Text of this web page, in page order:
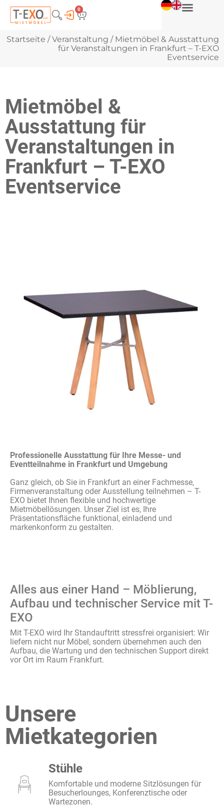
0
Startseite /Veranstaltung / Mietmöbel & Ausstattung
für Veranstaltungen in Frankfurt – T-EXO
Eventservice
Mietmöbel &
Ausstattung für
Veranstaltungen in
Frankfurt – T-EXO
Eventservice
Professionelle Ausstattung für Ihre Messe- und
Eventteilnahme in Frankfurt und Umgebung
Ganz gleich, ob Sie in Frankfurt an einer Fachmesse,
Firmenveranstaltung oder Ausstellung teilnehmen – T-
EXO bietet Ihnen flexible und hochwertige
Mietmöbellösungen. Unser Ziel ist es, Ihre
Präsentationsfläche funktional, einladend und
markenkonform zu gestalten.
Alles aus einer Hand – Möblierung,
Aufbau und technischer Service mit T-
EXO
Mit T-EXO wird Ihr Standauftritt stressfrei organisiert: Wir
liefern nicht nur Möbel, sondern übernehmen auch den
Aufbau, die Wartung und den technischen Support direkt
vor Ort im Raum Frankfurt.
Unsere
Mietkategorien
Stühle
Komfortable und moderne Sitzlösungen für
Besucherlounges, Konferenztische oder
Wartezonen.